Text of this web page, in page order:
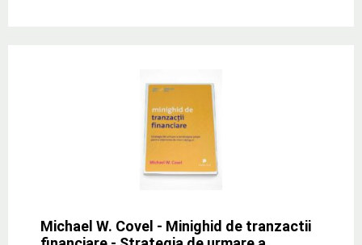
Michael W. Covel - Minighid de tranzactii